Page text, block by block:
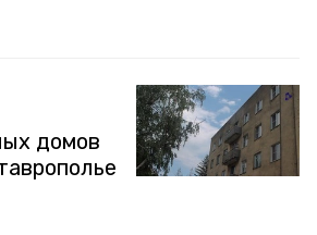
домов